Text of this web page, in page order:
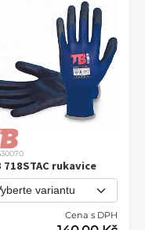
718STAC rukavice
Cena s DPH